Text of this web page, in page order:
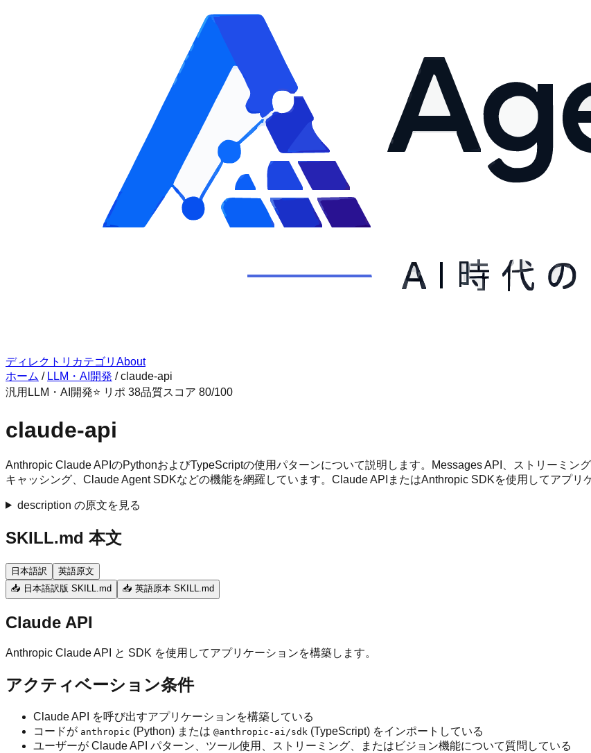
ディレクトリ カテゴリ About
ホーム / LLM・AI開発 /claude-api
汎用 LLM・AI開発⭐ リポ 38品質スコア 80/100
claude-api
Anthropic Claude APIのPythonおよびTypeScriptの使用パターンについて説明します。Messages API、ストリーミン
キャッシング、Claude Agent SDKなどの機能を網羅しています。Claude APIまたはAnthropic SDKを使用してアプリ
description の原文を見る
SKILL.md 本文
日本語訳
英語原文
📥 日本語訳版 SKILL.md
📥 英語原本 SKILL.md
Claude API
Anthropic Claude API と SDK を使用してアプリケーションを構築します。
アクティベーション条件
Claude API を呼び出すアプリケーションを構築している
コードが anthropic (Python) または @anthropic-ai/sdk (TypeScript) をインポートしている
ユーザーが Claude API パターン、ツール使用、ストリーミング、またはビジョン機能について質問している